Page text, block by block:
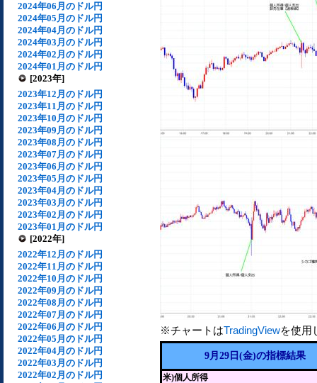
2024年06月のドル円
2024年05月のドル円
2024年04月のドル円
2024年03月のドル円
2024年02月のドル円
2024年01月のドル円
[2023年]
2023年12月のドル円
2023年11月のドル円
2023年10月のドル円
2023年09月のドル円
2023年08月のドル円
2023年07月のドル円
2023年06月のドル円
2023年05月のドル円
2023年04月のドル円
2023年03月のドル円
2023年02月のドル円
2023年01月のドル円
[2022年]
2022年12月のドル円
2022年11月のドル円
2022年10月のドル円
2022年09月のドル円
2022年08月のドル円
2022年07月のドル円
2022年06月のドル円
2022年05月のドル円
2022年04月のドル円
2022年03月のドル円
2022年02月のドル円
※チャートはTradingViewを使用
9月29日(金)の指標結果
米)個人所得